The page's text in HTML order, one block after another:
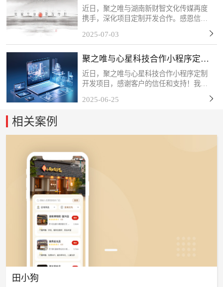
定制开发
近日，聚之唯与湖南新财智文化传媒再度
携手，深化项目定制开发合作。感恩信任
筑长期共赢！关于新财智湖南新财智文化
服务企业。自成立以来...
2025-07-03
聚之唯与心星科技合作小程序定制
开发项目
近日，聚之唯与心星科技合作小程序定制
开发项目，感谢客户的信任和支持！我们
价值」的理念，深度挖掘客户需求，打磨
2025-06-25
相关案例
田小狗